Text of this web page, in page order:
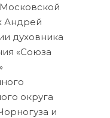
Андрей
духовника
«Союза
округа
и